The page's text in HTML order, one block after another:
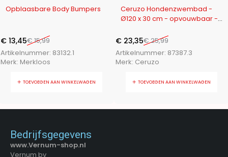
-16%
Opblaasbare Body Bumpers
€15,99
€ 13,45
Artikelnummer: 83132.1
Merk: Merkloos
TOEVOEGEN AAN WINKELWAGEN
-10%
Ceruzo Hondenzwembad -
Ø120 x 30 cm - opvouwbaar -
€25,99
€ 23,35
Artikelnummer: 87387.3
Merk: Ceruzo
TOEVOEGEN AAN WINKELWAGEN
Bedrijfsgegevens
www.Vernum-shop.nl
Vernum bv